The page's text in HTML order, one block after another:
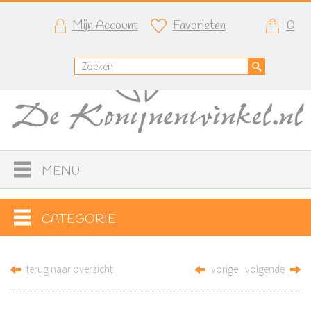
Mijn Account Favorieten 0
MENU
CATEGORIE
terug naar overzicht vorige volgende